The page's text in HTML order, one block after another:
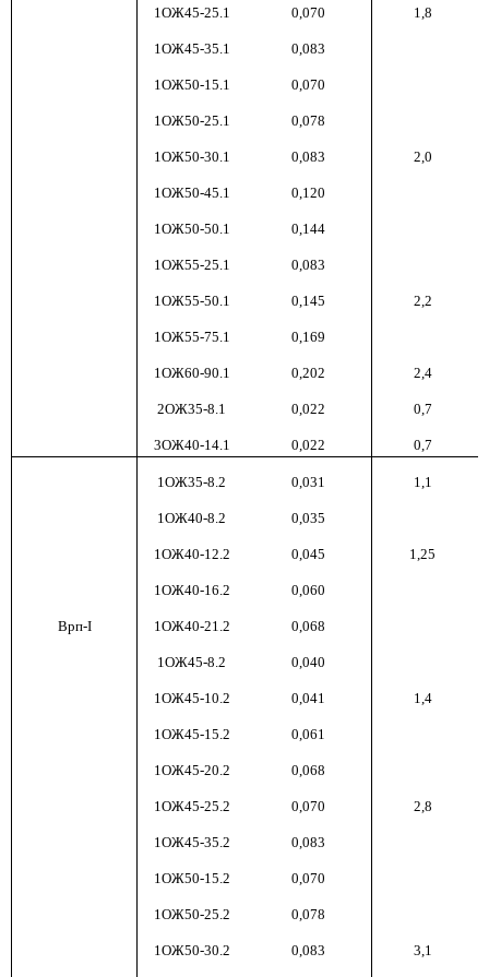
1ОЖ45-25.1 0,070 1,8
1ОЖ45-35.1 0,083
1ОЖ50-15.1 0,070
1ОЖ50-25.1 0,078
1ОЖ50-30.1 0,083 2,0
1ОЖ50-45.1 0,120
1ОЖ50-50.1 0,144
1ОЖ55-25.1 0,083
1ОЖ55-50.1 0,145 2,2
1ОЖ55-75.1 0,169
1ОЖ60-90.1 0,202 2,4
2ОЖ35-8.1 0,022 0,7
3ОЖ40-14.1 0,022 0,7
1ОЖ35-8.2 0,031 1,1
1ОЖ40-8.2 0,035
1ОЖ40-12.2 0,045 1,25
1ОЖ40-16.2 0,060
Врп-I 1ОЖ40-21.2 0,068
1ОЖ45-8.2 0,040
1ОЖ45-10.2 0,041 1,4
1ОЖ45-15.2 0,061
1ОЖ45-20.2 0,068
1ОЖ45-25.2 0,070 2,8
1ОЖ45-35.2 0,083
1ОЖ50-15.2 0,070
1ОЖ50-25.2 0,078
1ОЖ50-30.2 0,083 3,1